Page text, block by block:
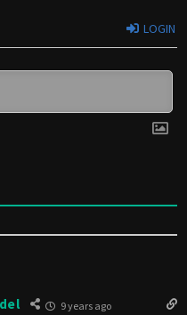
LOGIN
9 years ago